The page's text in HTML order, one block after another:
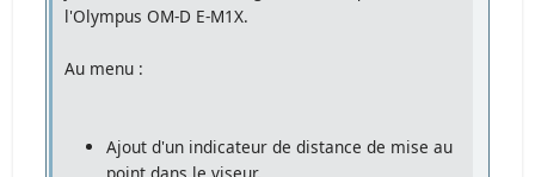
l'Olympus OM-D E-M1X.
Au menu :
Ajout d'un indicateur de distance de mise au
point dans le viseur.